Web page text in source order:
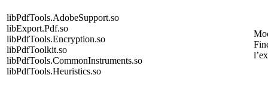
libPdfTools.AdobeSupport.so
libExport.Pdf.so
libPdfTools.Encryption.so
libPdfToolkit.so
libPdfTools.CommonInstruments.so
libPdfTools.Heuristics.so